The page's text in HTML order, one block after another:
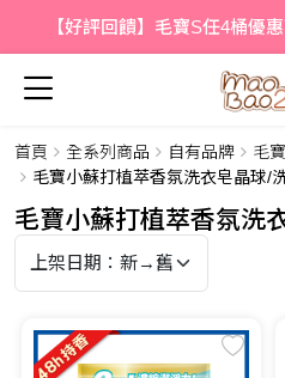
【好評回饋】毛寶S任4桶優
首頁 全系列商品 自有品牌
毛寶
毛寶小蘇打植萃香氛洗衣皂晶球/
毛寶小蘇打植萃香氛洗